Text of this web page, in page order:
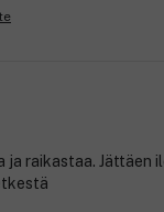
ja raikastaa. Jättäen